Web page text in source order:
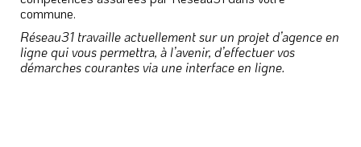
commune.
Réseau31 travaille actuellement sur un projet d’agence en
ligne qui vous permettra, à l’avenir, d’effectuer vos
démarches courantes via une interface en ligne.